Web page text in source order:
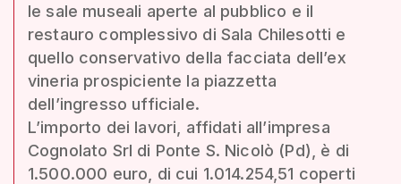
le sale museali aperte al pubblico e il
restauro complessivo di Sala Chilesotti e
quello conservativo della facciata dell’ex
vineria prospiciente la piazzetta
dell’ingresso ufficiale.
L’importo dei lavori, affidati all’impresa
Cognolato Srl di Ponte S. Nicolò (Pd), è di
1.500.000 euro, di cui 1.014.254,51 coperti